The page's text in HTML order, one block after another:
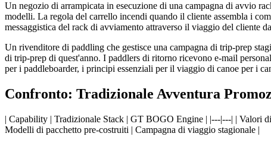
Un negozio di arrampicata in esecuzione di una campagna di avvio
modelli. La regola del carrello incendi quando il cliente assembla i
messaggistica del rack di avviamento attraverso il viaggio del cliente
Un rivenditore di paddling che gestisce una campagna di trip-prep
di trip-prep di quest'anno. I paddlers di ritorno ricevono e-mail
per i paddleboarder, i principi essenziali per il viaggio di canoe per i
Confronto: Tradizionale Avventura
| Capability | Tradizionale Stack | GT BOGO Engine | |---|---| | Valori
Modelli di pacchetto pre-costruiti | Campagna di viaggio stagionale |